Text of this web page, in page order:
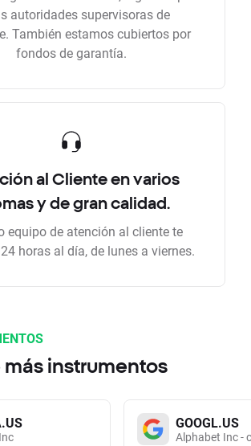
autoridades supervisoras de
También estamos cubiertos por
fondos de garantía.
al Cliente en varios
y de gran calidad.
equipo de atención al cliente te
horas al día, de lunes a viernes.
instrumentos
GOOGL.US
Alphabet Inc -